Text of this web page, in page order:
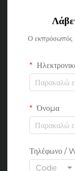
Ο εκπρόσωπός
Όνομα
Τηλέφωνο /
Code